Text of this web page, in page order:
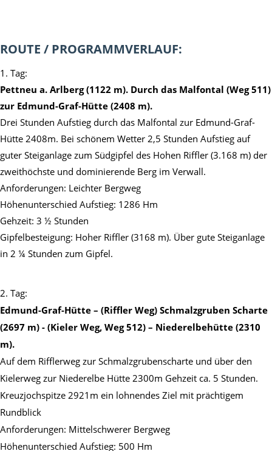
ROUTE / PROGRAMMVERLAUF:
1. Tag:
Pettneu a. Arlberg (1122 m). Durch das Malfontal (Weg 511)
zur Edmund-Graf-Hütte (2408 m).
Drei Stunden Aufstieg durch das Malfontal zur Edmund-Graf-
Hütte 2408m. Bei schönem Wetter 2,5 Stunden Aufstieg auf
guter Steiganlage zum Südgipfel des Hohen Riffler (3.168 m) der
zweithöchste und dominierende Berg im Verwall.
Anforderungen: Leichter Bergweg
Höhenunterschied Aufstieg: 1286 Hm
Gehzeit: 3 ½ Stunden
Gipfelbesteigung: Hoher Riffler (3168 m). Über gute Steiganlage
in 2 ¼ Stunden zum Gipfel.
2. Tag:
Edmund-Graf-Hütte – (Riffler Weg) Schmalzgruben Scharte
(2697 m) - (Kieler Weg, Weg 512) – Niederelbehütte (2310
m).
Auf dem Rifflerweg zur Schmalzgrubenscharte und über den
Kielerweg zur Niederelbe Hütte 2300m Gehzeit ca. 5 Stunden.
Kreuzjochspitze 2921m ein lohnendes Ziel mit prächtigem
Rundblick
Anforderungen: Mittelschwerer Bergweg
Höhenunterschied Aufstieg: 500 Hm